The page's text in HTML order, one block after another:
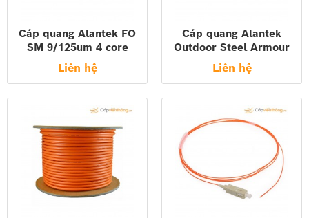
Cáp quang Alantek FO
SM 9/125um 4 core
Outdoor Amored Cable
(2000m/rl) 306-STA704-
Y000
Liên hệ
Cáp quang Alantek
Outdoor Steel Armour
Fiber Cables 4F, 50/125
306-STA504-Y000
Liên hệ